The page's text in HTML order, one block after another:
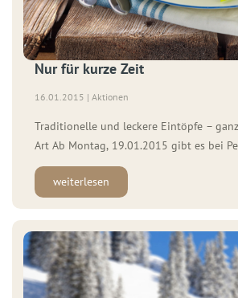
Nur für kurze Zeit
16.01.2015 | Aktionen
Traditionelle und leckere Eintöpfe –
Art Ab Montag, 19.01.2015 gibt es bei
Großraum Berlin unsere deftigen,
Eintöpfe im Schlauchbeutel. Ein echter
Erbseneintopf mit der herzhaften WOLF
Kartoffelsuppe mit knackigen WOLF […]
weiterlesen